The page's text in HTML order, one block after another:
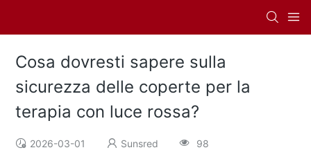
Cosa dovresti sapere sulla
sicurezza delle coperte per la
terapia con luce rossa?
2026-03-01 Sunsred 98